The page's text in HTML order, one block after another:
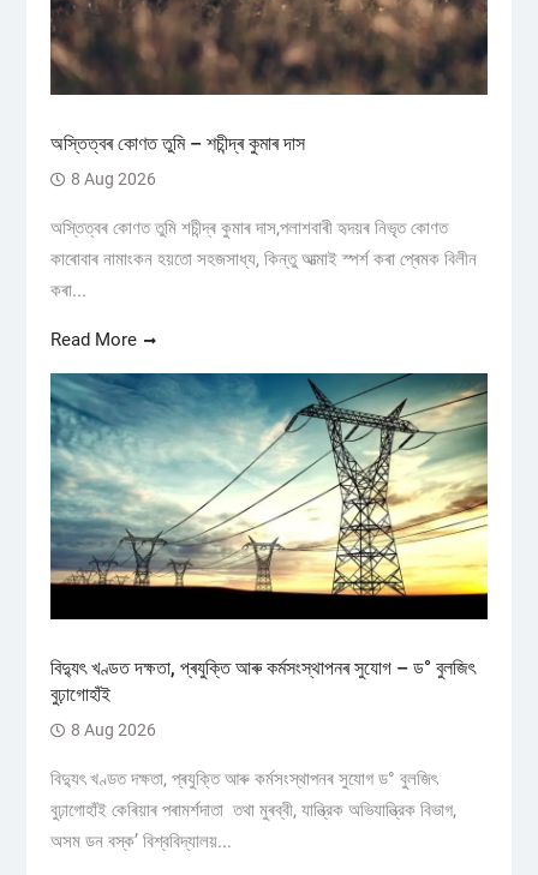
অস্তিত্বৰ কোণত তুমি – শচীন্দ্ৰ কুমাৰ দাস
8 Aug 2026
অস্তিত্বৰ কোণত তুমি শচীন্দ্ৰ কুমাৰ দাস,পলাশবাৰী হৃদয়ৰ নিভৃত কোণত
কাৰোবাৰ নামাংকন হয়তো সহজসাধ্য, কিন্তু আত্মাই স্পৰ্শ কৰা প্ৰেমক বিলীন
কৰা...
Read More
বিদ্যুৎ খণ্ডত দক্ষতা, প্ৰযুক্তি আৰু কৰ্মসংস্থাপনৰ সুযোগ – ড° বুলজিৎ
বুঢ়াগোহাঁই
8 Aug 2026
বিদ্যুৎ খণ্ডত দক্ষতা, প্ৰযুক্তি আৰু কৰ্মসংস্থাপনৰ সুযোগ ড° বুলজিৎ
বুঢ়াগোহাঁই কেৰিয়াৰ পৰামৰ্শদাতা তথা মুৰব্বী, যান্ত্রিক অভিযান্ত্রিক বিভাগ,
অসম ডন বস্ক’ বিশ্ববিদ্যালয়...